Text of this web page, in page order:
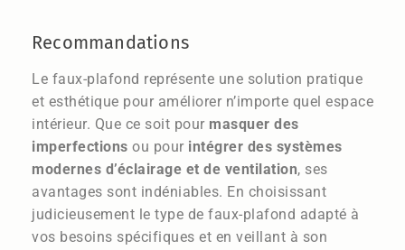
Recommandations
Le faux-plafond représente une solution pratique
et esthétique pour améliorer n’importe quel espace
intérieur. Que ce soit pour masquer des
imperfections ou pour intégrer des systèmes
modernes d’éclairage et de ventilation, ses
avantages sont indéniables. En choisissant
judicieusement le type de faux-plafond adapté à
vos besoins spécifiques et en veillant à son